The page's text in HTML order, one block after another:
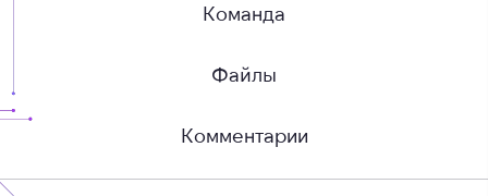
Команда
Файлы
Комментарии